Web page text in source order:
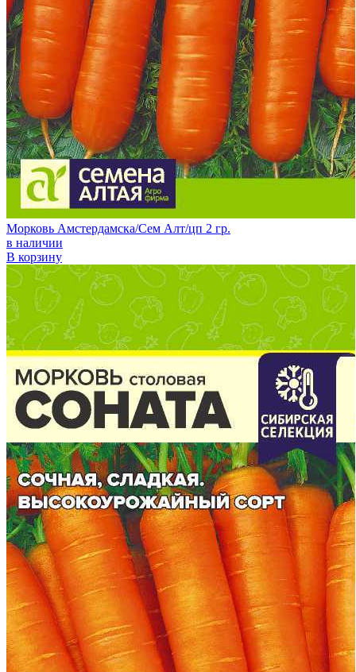
Морковь Амстердамска/Сем Алт/цп 2 гр.
в наличии
В корзину